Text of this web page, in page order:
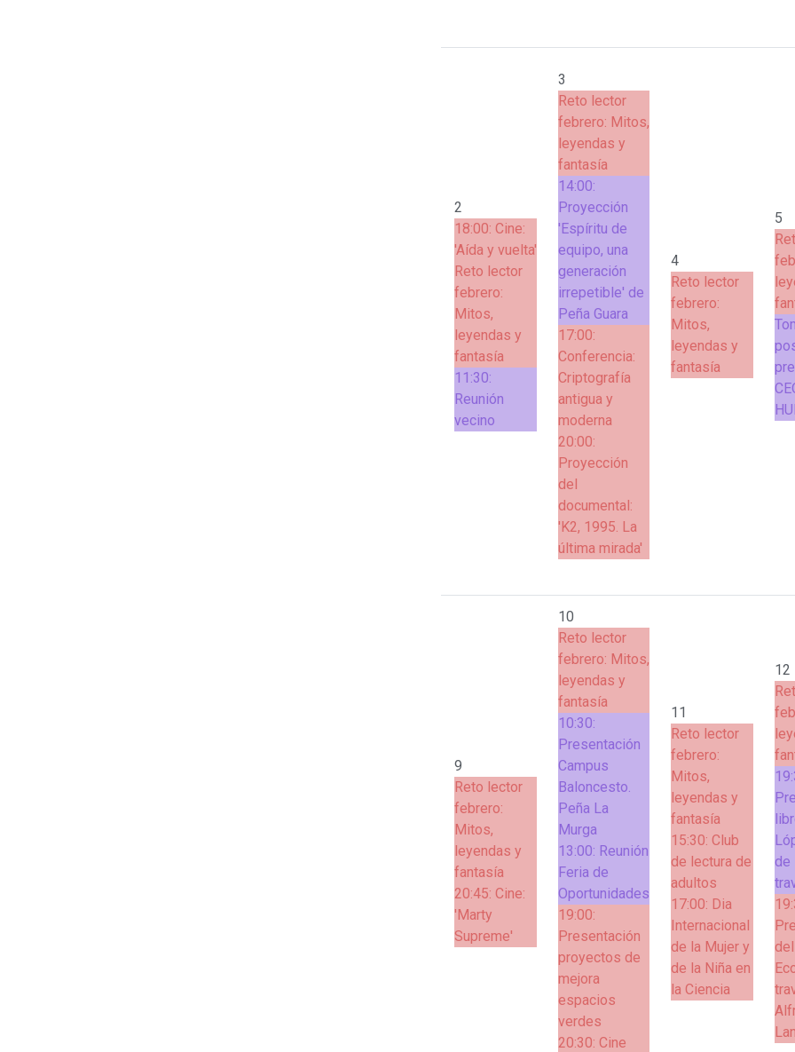
2
18:00: Cine:
'Aída y vuelta'
Reto lector
febrero:
Mitos,
leyendas y
fantasía
11:30:
Reunión
vecino
3
Reto lector
febrero: Mitos,
leyendas y
fantasía
14:00:
Proyección
'Espíritu de
equipo, una
generación
irrepetible' de
Peña Guara
17:00:
Conferencia:
Criptografía
antigua y
moderna
20:00:
Proyección
del
documental:
'K2, 1995. La
última mirada'
4
Reto lector
febrero:
Mitos,
leyendas y
fantasía
5
9
Reto lector
febrero:
Mitos,
leyendas y
fantasía
20:45: Cine:
'Marty
Supreme'
10
Reto lector
febrero: Mitos,
leyendas y
fantasía
10:30:
Presentación
Campus
Baloncesto.
Peña La
Murga
13:00: Reunión
Feria de
Oportunidades
19:00:
Presentación
proyectos de
mejora
espacios
verdes
20:30: Cine
11
Reto lector
febrero:
Mitos,
leyendas y
fantasía
15:30: Club
de lectura de
adultos
17:00: Dia
Internacional
de la Mujer y
de la Niña en
la Ciencia
12
de